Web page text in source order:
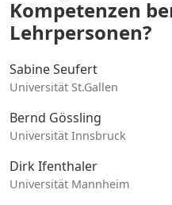
Kompetenzen
Lehrpersonen?
Sabine Seufert
Universität St.Gallen
Bernd Gössling
Universität Innsbruck
Dirk Ifenthaler
Universität Mannheim